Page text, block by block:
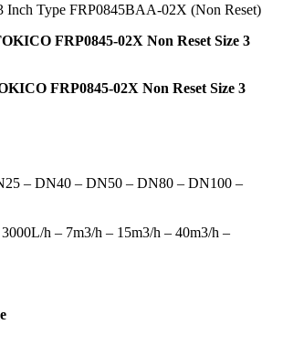
Inch Type FRP0845BAA-02X (Non Reset)
FRP0845-02X Non Reset Size 3
FRP0845-02X Non Reset Size 3
– DN40 – DN50 – DN80 – DN100 –
h – 7m3/h – 15m3/h – 40m3/h –